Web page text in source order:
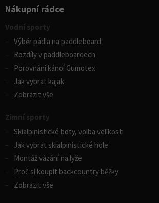
Nákupní rádce
Vodní sporty
Výběr pádla na paddleboard
Rozdíly v paddleboardech
Porovnání kánoí Gumotex
Jak vybrat kajak
Zobrazit vše
Zimní sporty
Skialpinistické boty, volba velikosti
Jak vybrat skialpinistické hole
Montáž vázání na lyže
Proč si koupit backcountry běžky
Zobrazit vše